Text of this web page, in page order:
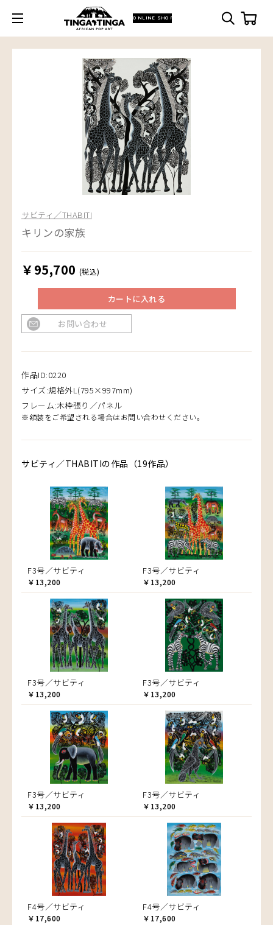
ONLINE SHOP
サビティ／THABITI
キリンの家族
￥95,700 (税込)
カートに入れる
お問い合わせ
作品ID:0220
サイズ:規格外L(795×997mm)
フレーム:木枠張り／パネル
※額装をご希望される場合はお問い合わせください。
サビティ／THABITIの作品（19作品）
F3号／サビティ
￥13,200
F3号／サビティ
￥13,200
F3号／サビティ
￥13,200
F3号／サビティ
￥13,200
F3号／サビティ
￥13,200
F3号／サビティ
￥13,200
F4号／サビティ
￥17,600
F4号／サビティ
￥17,600